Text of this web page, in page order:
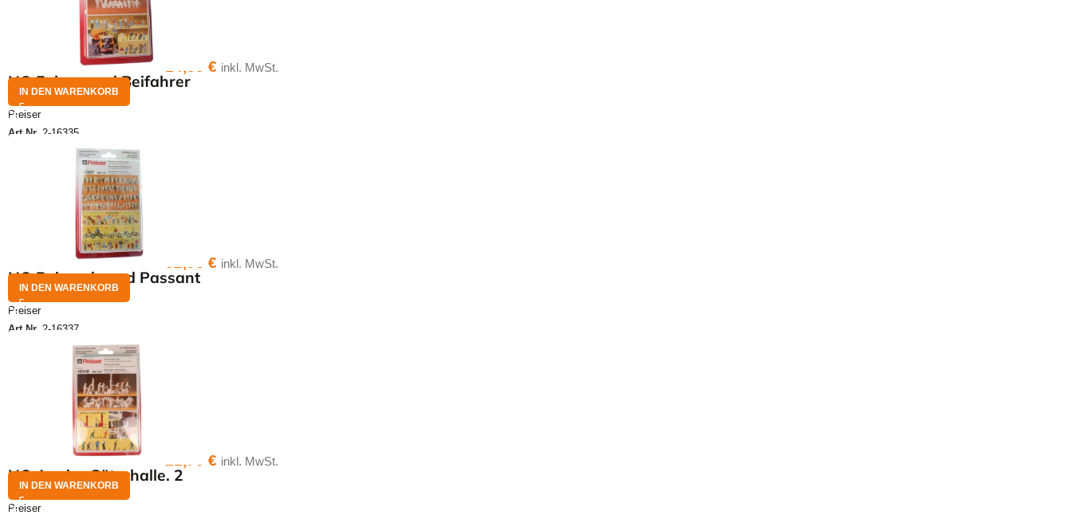
HO Fahrer und Beifahrer
Preiser
Art.Nr. 2-16335
14,35€ inkl. MwSt.
IN DEN WARENKORB
HO Reisende und Passant
Preiser
Art.Nr. 2-16337
32,95€ inkl. MwSt.
IN DEN WARENKORB
HO An der Güterhalle. 2
Preiser
21,70€ inkl. MwSt.
IN DEN WARENKORB